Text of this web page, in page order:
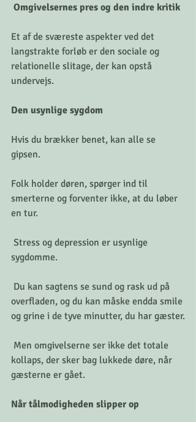
Omgivelsernes pres og den indre kritik
Et af de sværeste aspekter ved det
langstrakte forløb er den sociale og
relationelle slitage, der kan opstå
undervejs.
Den usynlige sygdom
Hvis du brækker benet, kan alle se
gipsen.
Folk holder døren, spørger ind til
smerterne og forventer ikke, at du løber
en tur.
sygdomme.
overfladen, og du kan måske endda smile
og grine i de tyve minutter, du har gæster.
kollaps, der sker bag lukkede døre, når
gæsterne er gået.
Når tålmodigheden slipper op